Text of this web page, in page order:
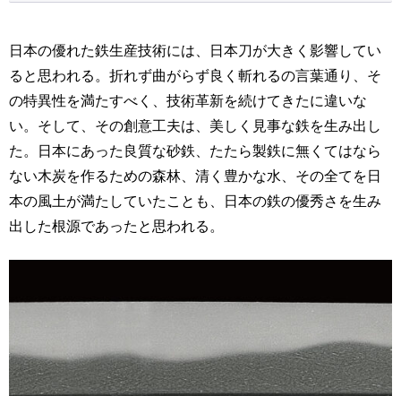
日本の優れた鉄生産技術には、日本刀が大きく影響してい
ると思われる。折れず曲がらず良く斬れるの言葉通り、そ
の特異性を満たすべく、技術革新を続けてきたに違いな
い。そして、その創意工夫は、美しく見事な鉄を生み出し
た。日本にあった良質な砂鉄、たたら製鉄に無くてはなら
ない木炭を作るための森林、清く豊かな水、その全てを日
本の風土が満たしていたことも、日本の鉄の優秀さを生み
出した根源であったと思われる。